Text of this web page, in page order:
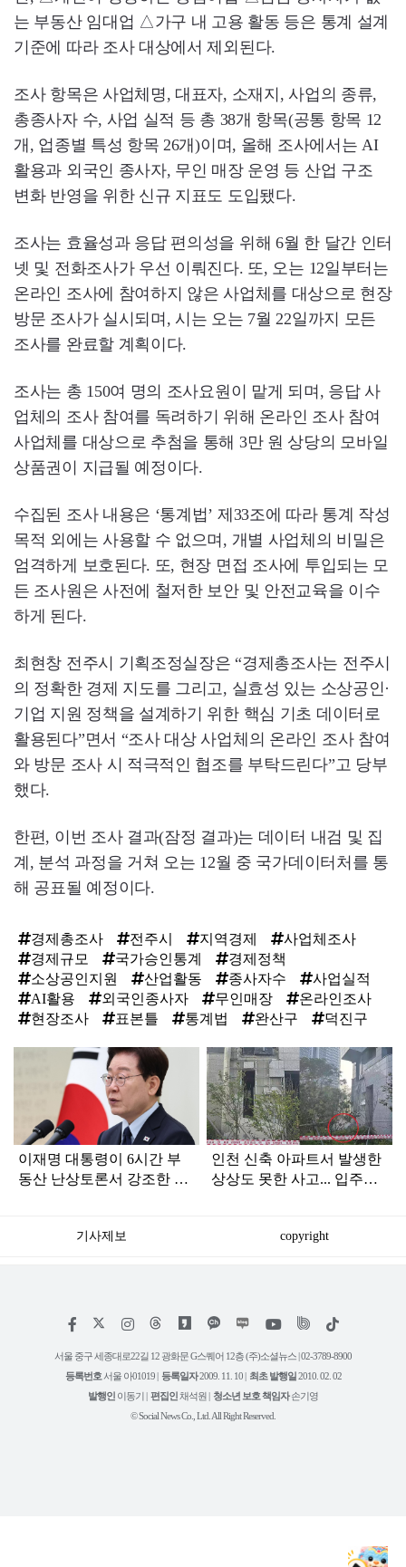
는 부동산 임대업 △가구 내 고용 활동 등은 통계 설계
기준에 따라 조사 대상에서 제외된다.
조사 항목은 사업체명, 대표자, 소재지, 사업의 종류,
총종사자 수, 사업 실적 등 총 38개 항목(공통 항목 12
개, 업종별 특성 항목 26개)이며, 올해 조사에서는 AI
활용과 외국인 종사자, 무인 매장 운영 등 산업 구조
변화 반영을 위한 신규 지표도 도입됐다.
조사는 효율성과 응답 편의성을 위해 6월 한 달간 인터
넷 및 전화조사가 우선 이뤄진다. 또, 오는 12일부터는
온라인 조사에 참여하지 않은 사업체를 대상으로 현장
방문 조사가 실시되며, 시는 오는 7월 22일까지 모든
조사를 완료할 계획이다.
조사는 총 150여 명의 조사요원이 맡게 되며, 응답 사
업체의 조사 참여를 독려하기 위해 온라인 조사 참여
사업체를 대상으로 추첨을 통해 3만 원 상당의 모바일
상품권이 지급될 예정이다.
수집된 조사 내용은 ‘통계법’ 제33조에 따라 통계 작성
목적 외에는 사용할 수 없으며, 개별 사업체의 비밀은
엄격하게 보호된다. 또, 현장 면접 조사에 투입되는 모
든 조사원은 사전에 철저한 보안 및 안전교육을 이수
하게 된다.
최현창 전주시 기획조정실장은 “경제총조사는 전주시
의 정확한 경제 지도를 그리고, 실효성 있는 소상공인·
기업 지원 정책을 설계하기 위한 핵심 기초 데이터로
활용된다”면서 “조사 대상 사업체의 온라인 조사 참여
와 방문 조사 시 적극적인 협조를 부탁드린다”고 당부
했다.
한편, 이번 조사 결과(잠정 결과)는 데이터 내검 및 집
계, 분석 과정을 거쳐 오는 12월 중 국가데이터처를 통
해 공표될 예정이다.
경제총조사 전주시 지역경제
사업체조사
경제규모
국가승인통계
경제정책
소상공인지원
산업활동 종사자수
사업실적
AI활용
외국인종사자 무인매장
온라인조사
현장조사
표본틀 통계법 완산구 덕진구
이재명 대통령이 6시간 부
동산 난상토론서 강조한 내
인천 신축 아파트서 발생한
상상도 못한 사고... 입주민
기사제보 copyright
페
스
인
타
램
위
트
유
튜
틱
서울 중구 세종대로22길 12 광화문 G스퀘어 12층 (주)소셜뉴스 | 02-3789-8900
등록번호 서울 아01019 | 등록일자2009. 11. 10 | 최초 발행일2010. 02. 02
발행인 이동기 | 편집인채석원 | 청소년 보호 책임자손기영
© Social News Co., Ltd. All Right Reserved.